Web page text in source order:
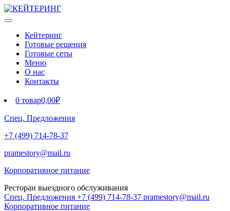
Кейтеринг
Готовые решения
Готовые сеты
Меню
О нас
Контакты
0 товар0,00₽
Спец. Предложения
+7 (499) 714-78-37
pramestory@mail.ru
Корпоративное питание
Ресторан выездного обслуживания
Спец. Предложения +7 (499) 714-78-37 pramestory@mail.ru
Корпоративное питание